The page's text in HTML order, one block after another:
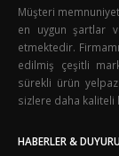
Müşteri
en uygun şartlar
etmektedir.
edilmiş çeşitli
sürekli ürün
sizlere daha kaliteli
HABERLER &